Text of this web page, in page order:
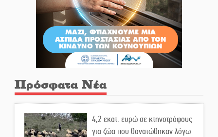
Πρόσφατα Νέα
4,2 εκατ. ευρώ σε κτηνοτρόφους
για ζώα που θανατώθηκαν λόγω